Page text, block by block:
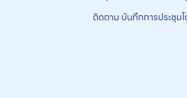
ติดตาม บันทึกการประชุม